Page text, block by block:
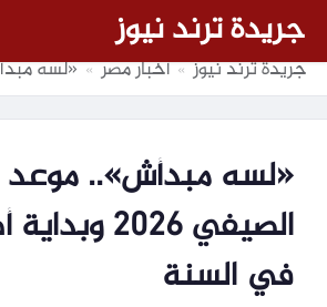
جريدة ترند نيوز
جريدة ترند نيوز » أخبار مصر » «لسه مبدأش».. موعد
«لسه مبدأش».. موعد
الصيفي 2026
في السنة